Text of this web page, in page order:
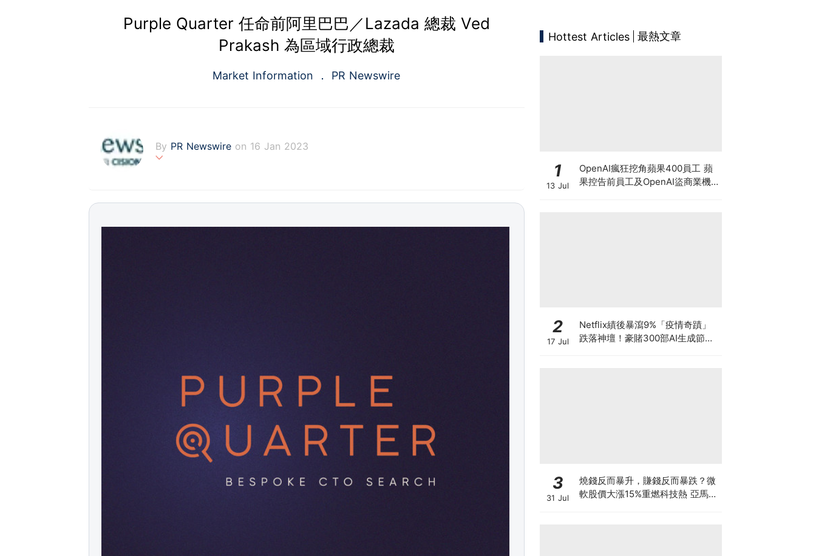
Purple Quarter 任命前阿里巴巴／Lazada 總裁 Ved
Prakash 為區域行政總裁
Market Information PR Newswire
By PR Newswire on 16 Jan 2023
Hottest Articles 最熱文章
1
13 Jul
OpenAI瘋狂挖角蘋果400員工 蘋
果控告前員工及OpenAI盜商業機
2
17 Jul
Netflix績後暴瀉9%「疫情奇蹟」
跌落神壇！豪賭300部AI生成節目
3
31 Jul
燒錢反而暴升，賺錢反而暴跌？微
軟股價大漲15%重燃科技熱 亞馬遜